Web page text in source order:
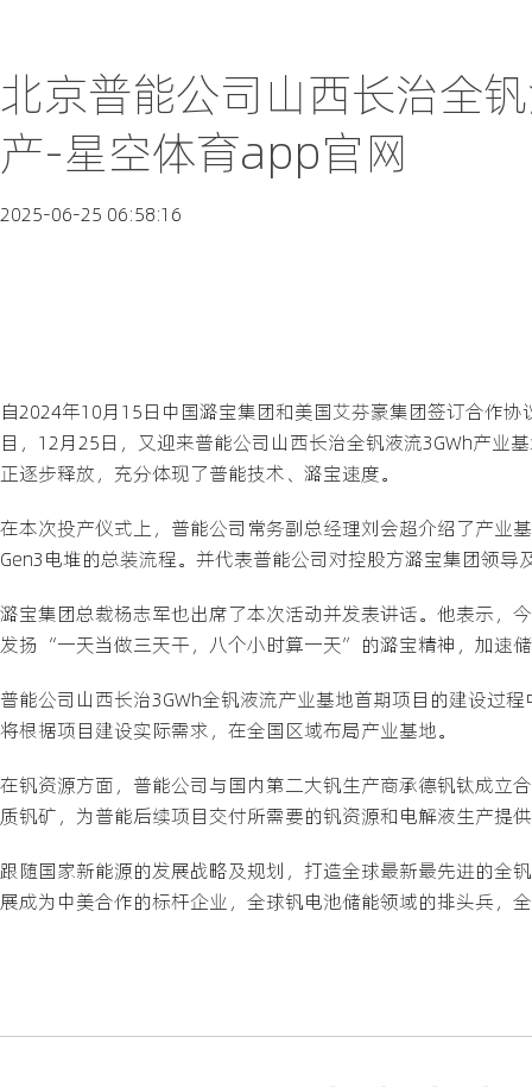
北京普能公司山西长治全
产-星空体育app官网
2025-06-25 06:58:16
自2024年10月15日中国潞宝集团和美国艾芬豪集团签订合作
目，12月25日，又迎来普能公司山西长治全钒液流3GWh产业
正逐步释放，充分体现了普能技术、潞宝速度。
在本次投产仪式上，普能公司常务副总经理刘会超介绍了产业
Gen3电堆的总装流程。并代表普能公司对控股方潞宝集团领
潞宝集团总裁杨志军也出席了本次活动并发表讲话。他表示，
发扬“一天当做三天干，八个小时算一天”的潞宝精神，加速
普能公司山西长治3GWh全钒液流产业基地首期项目的建设过
将根据项目建设实际需求，在全国区域布局产业基地。
在钒资源方面，普能公司与国内第二大钒生产商承德钒钛成立
质钒矿，为普能后续项目交付所需要的钒资源和电解液生产提
跟随国家新能源的发展战略及规划，打造全球最新最先进的全
展成为中美合作的标杆企业，全球钒电池储能领域的排头兵，